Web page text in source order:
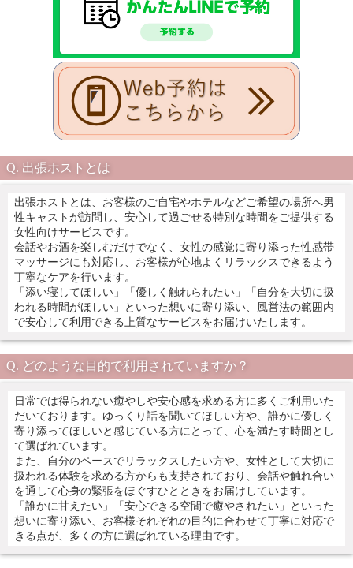
出張ホストとは
出張ホストとは、お客様のご自宅やホテルなどご希望の場所へ男
性キャストが訪問し、安心して過ごせる特別な時間をご提供する
女性向けサービスです。
会話やお酒を楽しむだけでなく、女性の感覚に寄り添った性感帯
マッサージにも対応し、お客様が心地よくリラックスできるよう
丁寧なケアを行います。
「添い寝してほしい」「優しく触れられたい」「自分を大切に扱
われる時間がほしい」といった想いに寄り添い、風営法の範囲内
で安心して利用できる上質なサービスをお届けいたします。
どのような目的で利用されていますか？
日常では得られない癒やしや安心感を求める方に多くご利用いた
だいております。ゆっくり話を聞いてほしい方や、誰かに優しく
寄り添ってほしいと感じている方にとって、心を満たす時間とし
て選ばれています。
また、自分のペースでリラックスしたい方や、女性として大切に
扱われる体験を求める方からも支持されており、会話や触れ合い
を通して心身の緊張をほぐすひとときをお届けしています。
「誰かに甘えたい」「安心できる空間で癒やされたい」といった
想いに寄り添い、お客様それぞれの目的に合わせて丁寧に対応で
きる点が、多くの方に選ばれている理由です。